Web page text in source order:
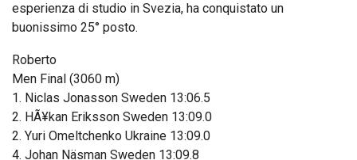
esperienza di studio in Svezia, ha conquistato un
buonissimo 25° posto.
Roberto
Men Final (3060 m)
1. Niclas Jonasson Sweden 13:06.5
2. HÃ¥kan Eriksson Sweden 13:09.0
2. Yuri Omeltchenko Ukraine 13:09.0
4. Johan Näsman Sweden 13:09.8